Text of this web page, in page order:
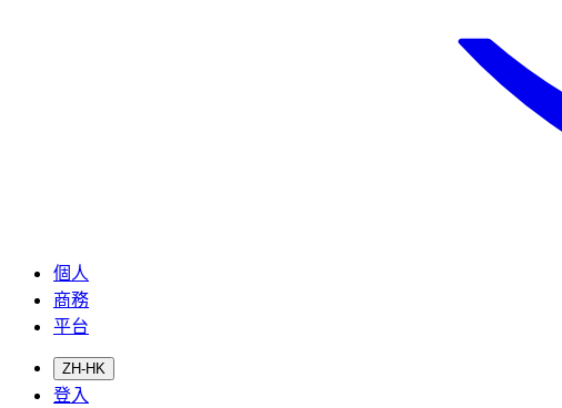
個人
商務
平台
ZH-HK
登入